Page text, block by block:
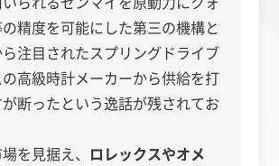
精度を可能にした第三の機構と
注目されたスプリングドライブ
高級時計メーカーから供給を打
断ったという逸話が残されてお
を見据え、 ロレックスやオメ